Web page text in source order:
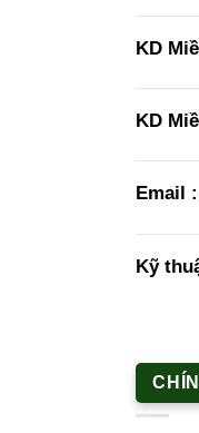
KD
KD
Email :
Kỹ